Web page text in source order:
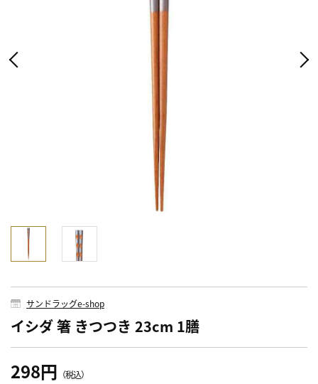
サンドラッグe-shop
イシダ 箸 きつつき 23cm 1膳
298円 （税込）